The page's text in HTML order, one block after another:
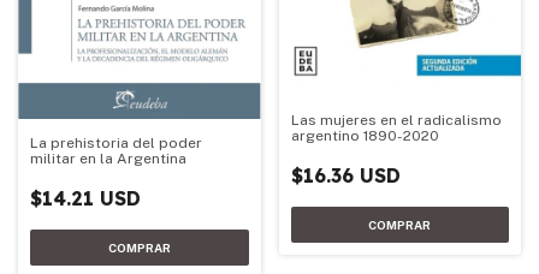
La prehistoria del poder
militar en la Argentina
$14.21 USD
Las mujeres en el radicalismo
argentino 1890-2020
$16.36 USD